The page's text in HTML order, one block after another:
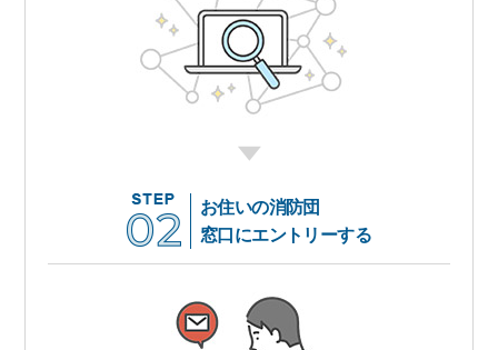
お住いの消防団
窓口にエントリーする